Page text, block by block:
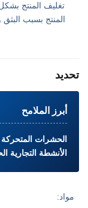
تغليف المنتج
المنتج بسبب البثق
تحديد
أبرز الملامح
الحشرات المتحركة
الأنشطة التجارية
مواد: